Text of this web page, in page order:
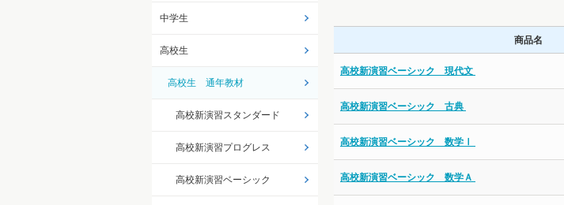
商品名
高校新演習ベーシック 現代文
高校新演習ベーシック 古典
高校新演習ベーシック 数学Ⅰ
高校新演習ベーシック 数学Ａ
中学生
高校生
高校生 通年教材
高校新演習スタンダード
高校新演習プログレス
高校新演習ベーシック